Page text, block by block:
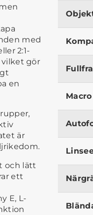
med
2:1-
vilket gör
en
är
och lätt
ett
E, L-
Macro